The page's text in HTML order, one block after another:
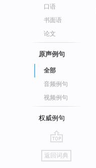
口语
书面语
论文
原声例句
全部
音频例句
视频例句
权威例句
go
top
返回词典